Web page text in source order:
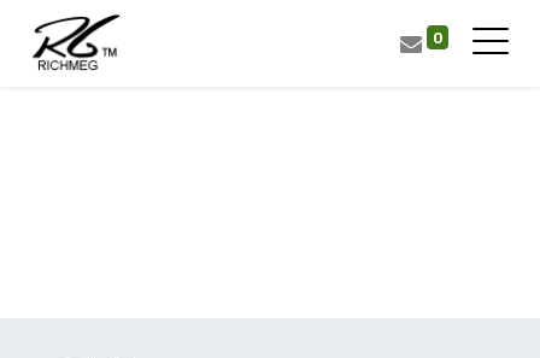
0